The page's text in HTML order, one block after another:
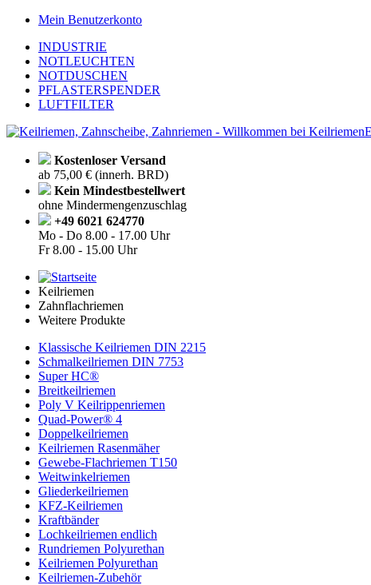
Mein Benutzerkonto
INDUSTRIE
NOTLEUCHTEN
NOTDUSCHEN
PFLASTERSPENDER
LUFTFILTER
Kostenloser Versand
ab 75,00 € (innerh. BRD)
Kein Mindestbestellwert
ohne Mindermengenzuschlag
+49 6021 624770
Mo - Do 8.00 - 17.00 Uhr
Fr8.00 - 15.00 Uhr
Keilriemen
Zahnflachriemen
Weitere Produkte
Klassische Keilriemen DIN 2215
Schmalkeilriemen DIN 7753
Super HC®
Breitkeilriemen
Poly V Keilrippenriemen
Quad-Power® 4
Doppelkeilriemen
Keilriemen Rasenmäher
Gewebe-Flachriemen T150
Weitwinkelriemen
Gliederkeilriemen
KFZ-Keilriemen
Kraftbänder
Lochkeilriemen endlich
Rundriemen Polyurethan
Keilriemen Polyurethan
Keilriemen-Zubehör